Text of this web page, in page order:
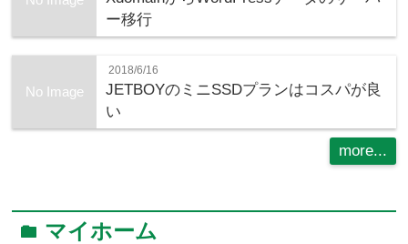
ー移行
No Image
2018/6/16
JETBOYのミニSSDプランはコスパが良
い
more...
folder マイホーム